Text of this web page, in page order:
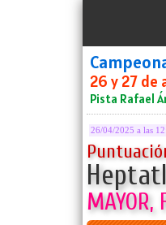
26 y 27 de
Pista Rafael
26/04/2025 a las
MAYOR,